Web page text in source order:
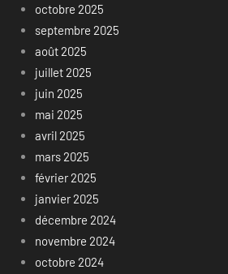
octobre 2025
septembre 2025
août 2025
juillet 2025
juin 2025
mai 2025
avril 2025
mars 2025
février 2025
janvier 2025
décembre 2024
novembre 2024
octobre 2024